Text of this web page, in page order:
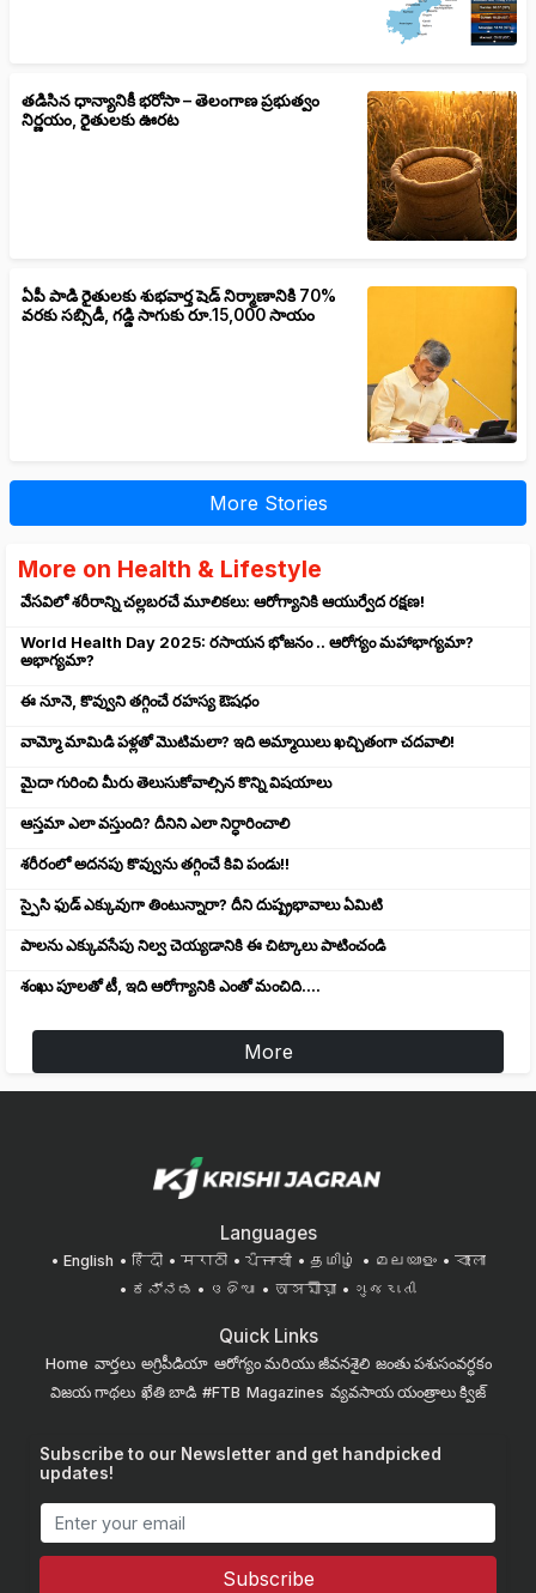
తడిసిన ధాన్యానికీ భరోసా – తెలంగాణ ప్రభుత్వం
నిర్ణయం, రైతులకు ఊరట
ఏపీ పాడి రైతులకు శుభవార్త షెడ్ నిర్మాణానికి 70%
వరకు సబ్సిడీ, గడ్డి సాగుకు రూ.15,000 సాయం
More Stories
More on Health & Lifestyle
వేసవిలో శరీరాన్ని చల్లబరచే మూలికలు: ఆరోగ్యానికి ఆయుర్వేద రక్షణ!
World Health Day 2025: రసాయన భోజనం .. ఆరోగ్యం మహాభాగ్యమా?
అభాగ్యమా?
ఈ నూనె, కొవ్వుని తగ్గించే రహస్య ఔషధం
వామ్మో మామిడి పళ్లతో మొటిమలా? ఇది అమ్మాయిలు ఖచ్చితంగా చదవాలి!
మైదా గురించి మీరు తెలుసుకోవాల్సిన కొన్ని విషయాలు
ఆస్తమా ఎలా వస్తుంది? దీనిని ఎలా నిర్ధారించాలి
శరీరంలో అదనపు కొవ్వును తగ్గించే కివి పండు!!
స్పైసి ఫుడ్ ఎక్కువుగా తింటున్నారా? దీని దుష్ప్రభావాలు ఏమిటి
పాలను ఎక్కువసేపు నిల్వ చెయ్యడానికి ఈ చిట్కాలు పాటించండి
శంఖు పూలతో టీ, ఇది ఆరోగ్యానికి ఎంతో మంచిది....
More
Languages
English हिंदी मराठी ਪੰਜਾਬੀ தமிழ் മലയാളം
বাংলা
ಕನ್ನಡ
ଓଡିଆ অসমীয়া ગુજરાતી
Quick Links
Home వార్తలు అగ్రిపీడియా ఆరోగ్యం మరియు జీవనశైలి జంతు పశుసంవర్ధకం
విజయ గాథలు ఖేతి బాడి #FTB Magazines వ్యవసాయ యంత్రాలు క్విజ్
Subscribe to our Newsletter and get handpicked
updates!
Subscribe